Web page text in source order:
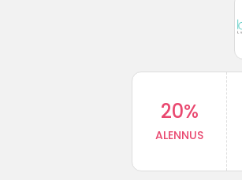
20%
ALENNUS